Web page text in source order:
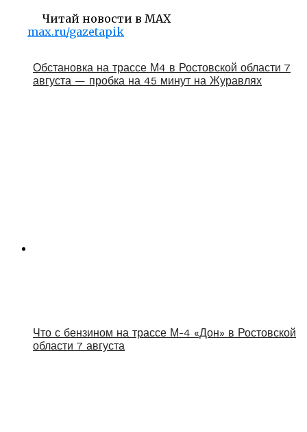
Читай новости в MAX
max.ru/gazetapik
Обстановка на трассе М4 в Ростовской области 7
августа — пробка на 45 минут на Журавлях
Что с бензином на трассе М-4 «Дон» в Ростовской
области 7 августа